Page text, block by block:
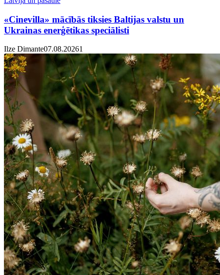
«Cinevilla» mācībās tiksies Baltijas valstu un
Ukrainas enerģētikas speciālisti
Ilze Dimante07.08.20261